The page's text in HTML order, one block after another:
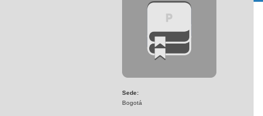
Sede:
Bogotá